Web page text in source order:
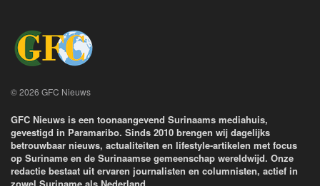
© 2026 GFC Nieuws
GFC Nieuws is een toonaangevend Surinaams mediahuis,
gevestigd in Paramaribo. Sinds 2010 brengen wij dagelijks
betrouwbaar nieuws, actualiteiten en lifestyle-artikelen met focus
op Suriname en de Surinaamse gemeenschap wereldwijd. Onze
redactie bestaat uit ervaren journalisten en columnisten, actief in